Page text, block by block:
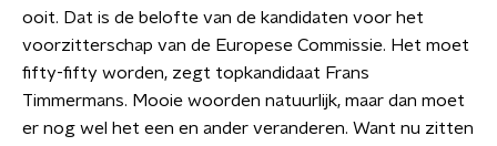
ooit. Dat is de belofte van de kandidaten voor het
voorzitterschap van de Europese Commissie. Het moet
fifty-fifty worden, zegt topkandidaat Frans
Timmermans. Mooie woorden natuurlijk, maar dan moet
er nog wel het een en ander veranderen. Want nu zitten